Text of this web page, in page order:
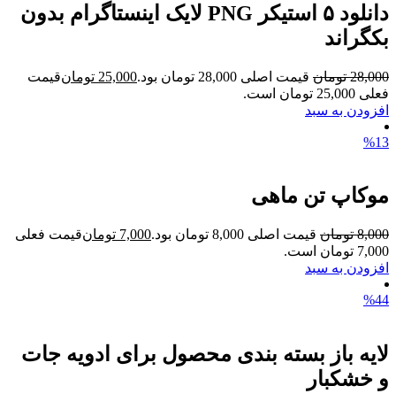
دانلود ۵ استیکر PNG لایک اینستاگرام بدون
بکگراند
28,000 تومان قیمت اصلی 28,000 تومان بود. 25,000 تومانقیمت
فعلی 25,000 تومان است.
افزودن به سبد
%13
موکاپ تن ماهی
8,000 تومان قیمت اصلی 8,000 تومان بود. 7,000 تومانقیمت فعلی
7,000 تومان است.
افزودن به سبد
%44
لایه باز بسته بندی محصول برای ادویه جات
و خشکبار